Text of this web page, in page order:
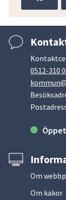
0512-310
Öppet
Om
Om kakor